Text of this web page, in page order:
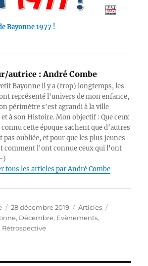
Bayonne 1977 !
autrice : André Combe
Bayonne il y a (trop) longtemps, les
représenté l'univers de mon enfance,
périmètre s'est agrandi à la ville
à son Histoire. Mon objectif : Que ceux
cette époque sachent que d’autres
pas oubliée, et pour que les plus jeunes
comment l'ont connue ceux qui l'ont
)
tous les articles par André Combe
Publié
le
28 décembre 2019 Catégories
Articles
, Décembre, Evènements,
Rétrospective